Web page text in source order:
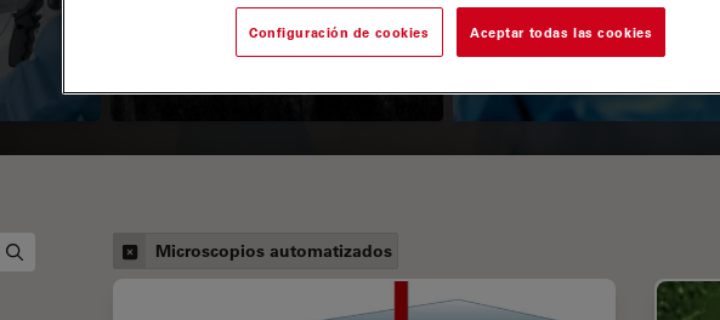
Microscopios automatizados
Configuración de cookies Aceptar todas las cookies